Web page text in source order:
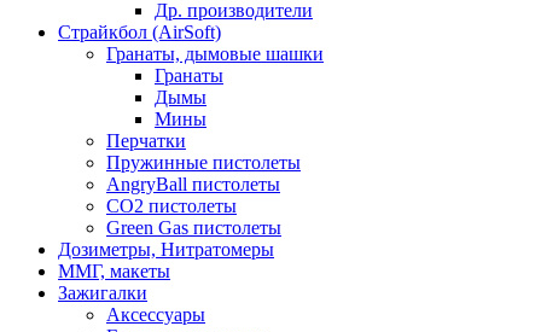
Др. производители
Страйкбол (AirSoft)
Гранаты, дымовые шашки
Гранаты
Дымы
Мины
Перчатки
Пружинные пистолеты
AngryBall пистолеты
CO2 пистолеты
Green Gas пистолеты
Дозиметры, Нитратомеры
ММГ, макеты
Зажигалки
Аксессуары